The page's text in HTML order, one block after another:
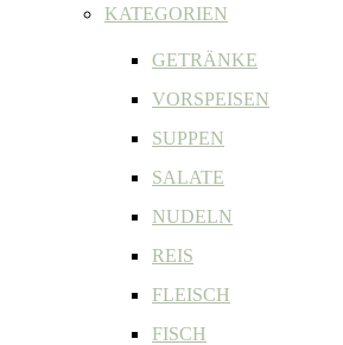
KATEGORIEN
GETRÄNKE
VORSPEISEN
SUPPEN
SALATE
NUDELN
REIS
FLEISCH
FISCH